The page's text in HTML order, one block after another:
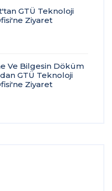
GTÜ Teknoloji
Ziyaret
Ve Bilgesin Döküm
GTÜ Teknoloji
Ziyaret